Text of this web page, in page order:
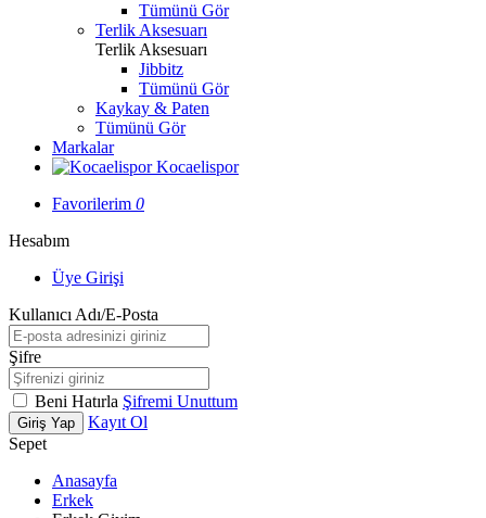
Tümünü Gör
Terlik Aksesuarı
Terlik Aksesuarı
Jibbitz
Tümünü Gör
Kaykay & Paten
Tümünü Gör
Markalar
Kocaelispor
Favorilerim 0
Hesabım
Üye Girişi
Kullanıcı Adı/E-Posta
Şifre
Beni Hatırla Şifremi Unuttum
Giriş Yap
Kayıt Ol
Sepet
Anasayfa
Erkek